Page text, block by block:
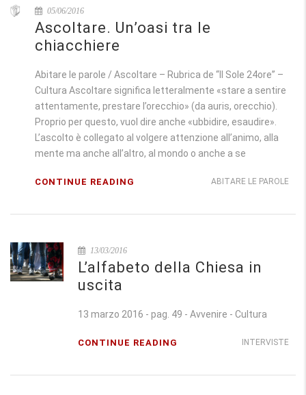
05/06/2016
Ascoltare. Un’oasi tra le
chiacchiere
Abitare le parole / Ascoltare – Rubrica de “Il Sole 24ore” –
Cultura Ascoltare significa letteralmente «stare a sentire
attentamente, prestare l’orecchio» (da auris, orecchio).
Proprio per questo, vuol dire anche «ubbidire, esaudire».
L’ascolto è collegato al volgere attenzione all’animo, alla
mente ma anche all’altro, al mondo o anche a se
ABITARE LE PAROLE
CONTINUE READING
13/03/2016
L’alfabeto della Chiesa in
uscita
13 marzo 2016 - pag. 49 - Avvenire - Cultura
INTERVISTE
CONTINUE READING